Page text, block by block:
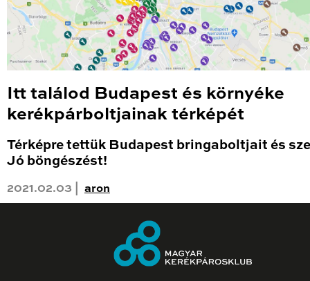
Itt találod Budapest és környéke
kerékpárboltjainak térképét
Térképre tettük Budapest bringaboltjait és
Jó böngészést!
2021.02.03 | aron